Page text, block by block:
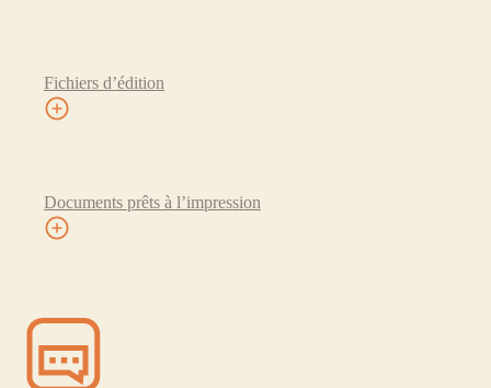
Fichiers d’édition
Documents prêts à l’impression